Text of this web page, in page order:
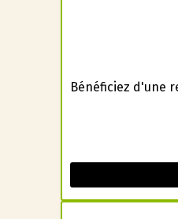
Bénéficiez d'une